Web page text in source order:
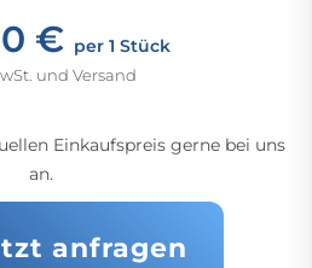
€ per 1 Stück
und Versand
Einkaufspreis gerne bei uns
an.
anfragen